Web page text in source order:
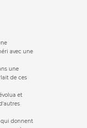
avec une
une
de ces
et
qui donnent